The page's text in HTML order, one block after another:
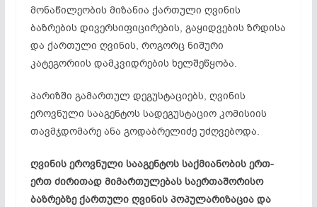
მონაწილეობის მიზანია ქართული ღვინის
ბაზრების დივერსიფიცირების, გაყიდვების ზრდისა
და ქართული ღვინის, როგორც ნიშური
კატეგორიის დამკვიდრების ხელშეწყობა.
პარიზში გამართულ დეგუსტაციებს, ღვინის
ეროვნული სააგენტოს სადეგუსტაციო კომისიის
თავმჯდომარე ანა გოდაბრელიძე უძღვებოდა.
ღვინის ეროვნული სააგენტოს საქმიანობის ერთ-
ერთ ძირითად მიმართულებას საერთაშორისო
ბაზრებზე ქართული ღვინის პოპულარიზაცია და